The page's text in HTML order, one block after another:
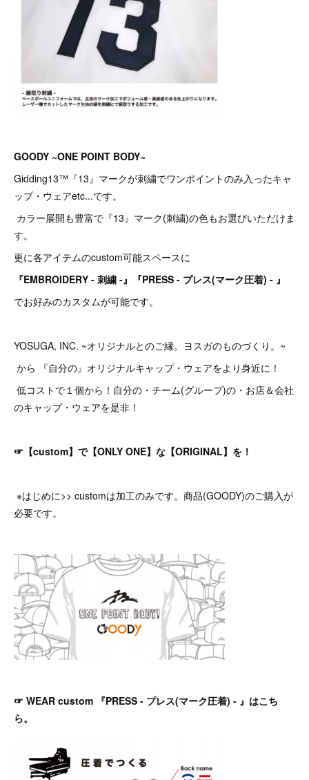
GOODY ~ONE POINT BODY~
Gidding13™『13』マークが刺繍でワンポイントのみ入ったキャ
ップ・ウェアetc...です。
カラー展開も豊富で『13』マーク(刺繍)の色もお選びいただけま
す。
更に各アイテムのcustom可能スペースに
『EMBROIDERY - 刺繍 -』『PRESS - プレス(マーク圧着) - 』
でお好みのカスタムが可能です。
YOSUGA, INC. ~オリジナルとのご縁。ヨスガのものづくり。~
から 『自分の』オリジナルキャップ・ウェアをより身近に！
低コストで１個から！自分の・チーム(グループ)の・お店＆会社
のキャップ・ウェアを是非！
☞【custom】で【ONLY ONE】な【ORIGINAL】を！
※はじめに>> customは加工のみです。商品(GOODY)のご購入が
必要です。
☞ WEAR custom 『PRESS - プレス(マーク圧着) - 』はこち
ら。